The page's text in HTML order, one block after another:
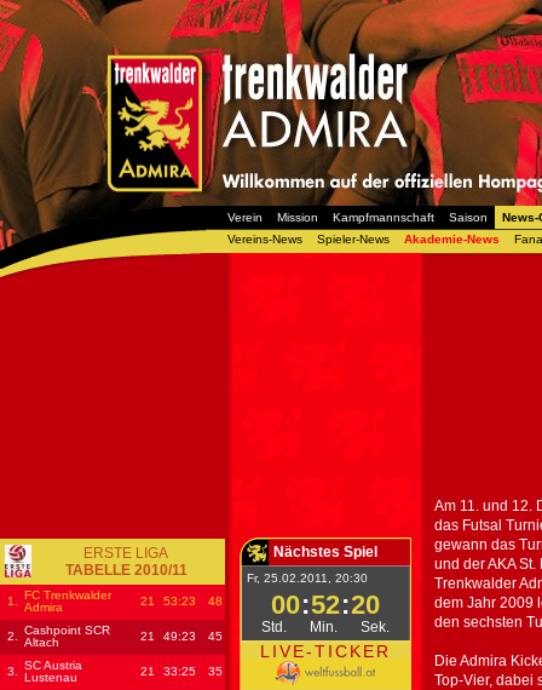
Verein Mission Kampfmannschaft Saison
News-
Vereins-News
Spieler-News Akademie-News
Am 11. und 12.
das Futsal
gewann das
und der AKA
Trenkwalder
dem Jahr 2009
den sechsten
Die Admira
Top-Vier, dabei
ERSTE LIGA
TABELLE 2010/11
1.
FC Trenkwalder
Admira
21 53:23 48
2.
Cashpoint SCR
Altach
21 49:23 45
3.
SC Austria
Lustenau
21 33:25 35
Nächstes Spiel
Fr, 25.02.2011, 20:30
00:52:20
Std. Min. Sek.
LIVE-TICKER